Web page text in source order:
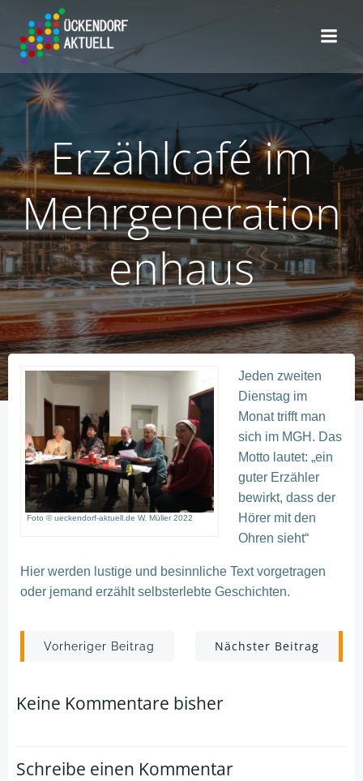
Erzählcafé im
Mehrgeneration
enhaus
Foto © ueckendorf-aktuell.de W. Müller 2022
Jeden zweiten
Dienstag im
Monat trifft man
sich im MGH. Das
Motto lautet: „ein
guter Erzähler
bewirkt, dass der
Hörer mit den
Ohren sieht“
Hier werden lustige und besinnliche Text vorgetragen
oder jemand erzählt selbsterlebte Geschichten.
Post
navigation
Vorheriger Beitrag
Post
navigation
Nächster Beitrag
Keine Kommentare bisher
Schreibe einen Kommentar